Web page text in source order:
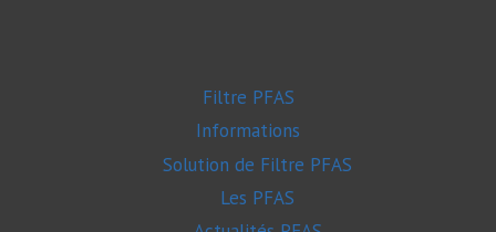
Filtre PFAS
Informations
Solution de Filtre PFAS
Les PFAS